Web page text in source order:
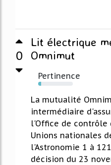
0
Lit électrique
Omnimut
Pertinence
9%
La mutualité
intermédiaire
l'Office de contrôle
Unions nationales
l'Astronomie 1 à
décision du 23